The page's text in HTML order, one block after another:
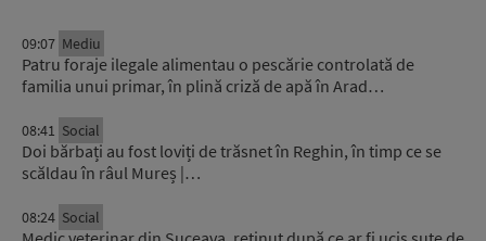
09:07 Mediu
Patru foraje ilegale alimentau o pescărie controlată de
familia unui primar, în plină criză de apă în Arad…
08:41 Social
Doi bărbați au fost loviți de trăsnet în Reghin, în timp ce se
scăldau în râul Mureș |…
08:24 Social